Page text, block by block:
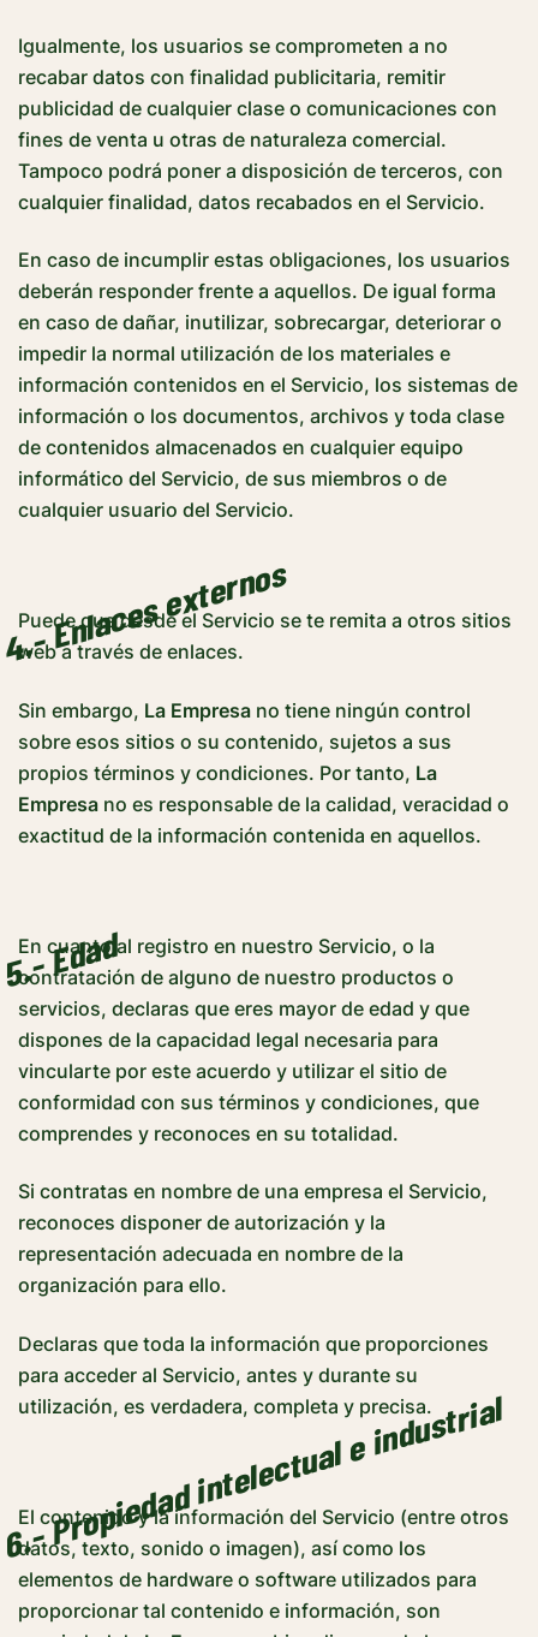
Igualmente, los usuarios se comprometen a no
recabar datos con finalidad publicitaria, remitir
publicidad de cualquier clase o comunicaciones con
fines de venta u otras de naturaleza comercial.
Tampoco podrá poner a disposición de terceros, con
cualquier finalidad, datos recabados en el Servicio.
En caso de incumplir estas obligaciones, los usuarios
deberán responder frente a aquellos. De igual forma
en caso de dañar, inutilizar, sobrecargar, deteriorar o
impedir la normal utilización de los materiales e
información contenidos en el Servicio, los sistemas de
información o los documentos, archivos y toda clase
de contenidos almacenados en cualquier equipo
informático del Servicio, de sus miembros o de
cualquier usuario del Servicio.
4.- Enlaces externos
Puede que desde el Servicio se te remita a otros sitios
web a través de enlaces.
Sin embargo, La Empresa no tiene ningún control
sobre esos sitios o su contenido, sujetos a sus
propios términos y condiciones. Por tanto, La
Empresa no es responsable de la calidad, veracidad o
exactitud de la información contenida en aquellos.
5.- Edad
En cuanto al registro en nuestro Servicio, o la
contratación de alguno de nuestro productos o
servicios, declaras que eres mayor de edad y que
dispones de la capacidad legal necesaria para
vincularte por este acuerdo y utilizar el sitio de
conformidad con sus términos y condiciones, que
comprendes y reconoces en su totalidad.
Si contratas en nombre de una empresa el Servicio,
reconoces disponer de autorización y la
representación adecuada en nombre de la
organización para ello.
Declaras que toda la información que proporciones
para acceder al Servicio, antes y durante su
utilización, es verdadera, completa y precisa.
6.- Propiedad intelectual e industrial
El contenido y la información del Servicio (entre otros
datos, texto, sonido o imagen), así como los
elementos de hardware o software utilizados para
proporcionar tal contenido e información, son